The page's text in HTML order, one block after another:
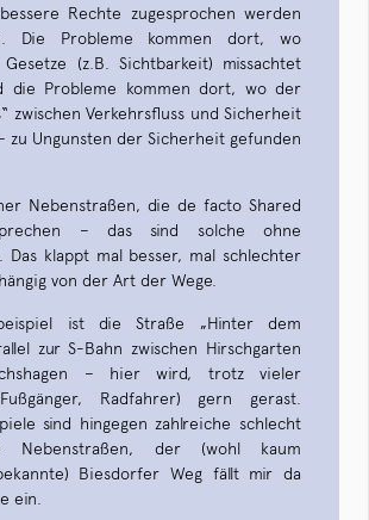
Rechte zugesprochen werden
Die Probleme kommen dort, wo
Gesetze (z.B. Sichtbarkeit) missachtet
die Probleme kommen dort, wo der
zwischen Verkehrsfluss und Sicherheit
zu Ungunsten der Sicherheit gefunden
Nebenstraßen, die de facto Shared
– das sind solche ohne
Das klappt mal besser, mal schlechter
von der Art der Wege.
ist die Straße „Hinter dem
zur S-Bahn zwischen Hirschgarten
– hier wird, trotz vieler
Radfahrer) gern gerast.
sind hingegen zahlreiche schlecht
Nebenstraßen, der (wohl kaum
Biesdorfer Weg fällt mir da
ein.